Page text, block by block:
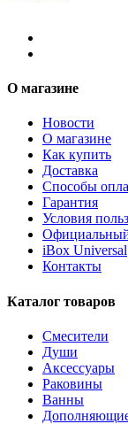
О магазине
Новости
О магазине
Как купить
Доставка
Способы
Гарантия
Условия
iBox Universal
Контакты
Каталог товаров
Смесители
Души
Аксессуары
Раковины
Ванны